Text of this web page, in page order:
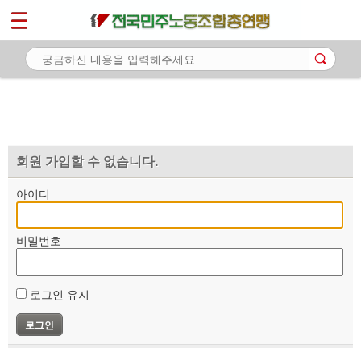
회원 가입할 수 없습니다.
아이디
비밀번호
로그인 유지
마이페이지
소개
자료
부설기관